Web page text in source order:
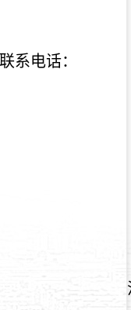
联系电话：